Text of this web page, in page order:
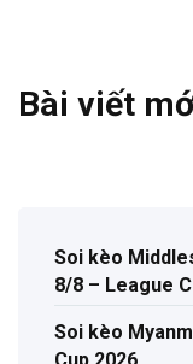
Bài viết
Soi kèo
8/8 – League
Soi kèo